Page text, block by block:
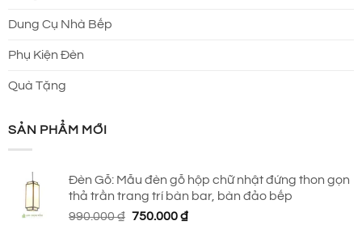
Dung Cụ Nhà Bếp
Phụ Kiện Đèn
Quà Tặng
SẢN PHẨM MỚI
Đèn Gỗ: Mẫu đèn gỗ hộp chữ nhật đứng thon gọn
thả trần trang trí bàn bar, bàn đảo bếp
990.000₫ Giá
750.000₫Giá